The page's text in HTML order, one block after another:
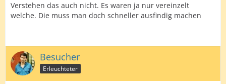
Verstehen das auch nicht. Es waren ja nur vereinzelt
welche. Die muss man doch schneller ausfindig machen
Besucher
Erleuchteter